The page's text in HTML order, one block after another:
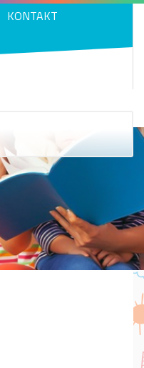
KONTAKT